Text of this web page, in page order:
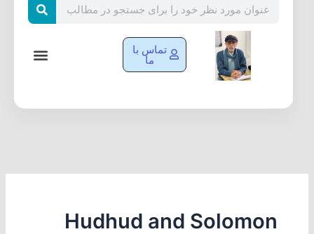
تماس با
ما
Hudhud and Solomon